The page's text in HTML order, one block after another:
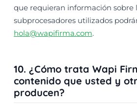
que requieran información sobre
subprocesadores utilizados
hola@wapifirma.com.
10. ¿Cómo trata Wapi
contenido que usted y
producen?